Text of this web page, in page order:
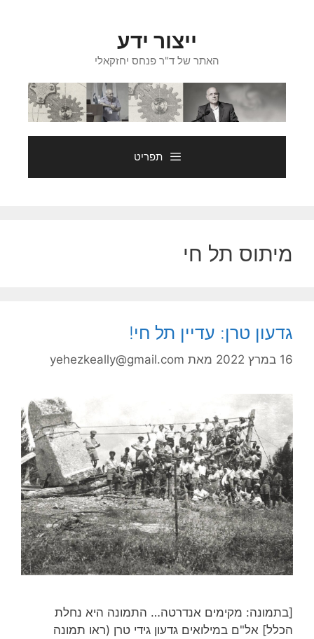
ייצור ידע
האתר של ד"ר פנחס יחזקאלי
תפריט
מיתוס תל חי
גדעון טרן: עדיין תל חי!
16 במרץ 2022 מאת yehezkeally@gmail.com
[בתמונה: מקימים אנדרטה… התמונה היא נחלת
הכלל] אל"ם במילואים גדעון גידי טרן (ראו תמונה